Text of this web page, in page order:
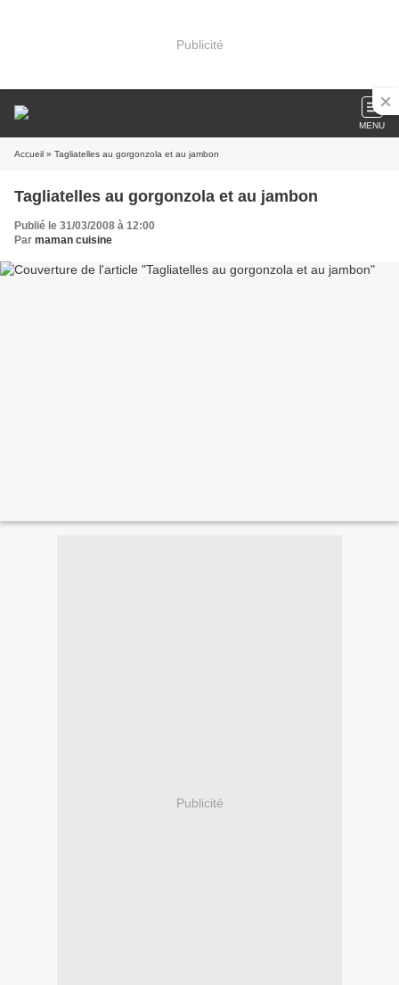
Publicité
MENU
Accueil » Tagliatelles au gorgonzola et au jambon
Tagliatelles au gorgonzola et au jambon
Publié le 31/03/2008 à 12:00
Par maman cuisine
Publicité